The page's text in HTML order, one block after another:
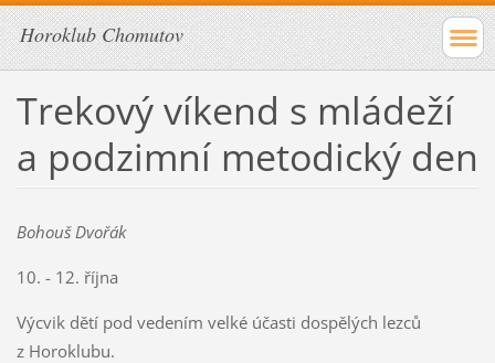
Horoklub Chomutov
Trekový víkend s mládeží
a podzimní metodický den
Bohouš Dvořák
10. - 12. října
Výcvik dětí pod vedením velké účasti dospělých lezců
z Horoklubu.